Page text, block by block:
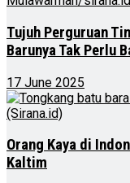
Tujuh Perguruan
Barunya Tak Perlu
17 June 2025
Orang Kaya di
Kaltim